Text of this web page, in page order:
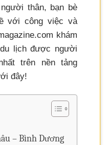
thân, bạn bè
với công việc và
khám
lịch được người
trên nền tảng
đây!
– Bình Dương